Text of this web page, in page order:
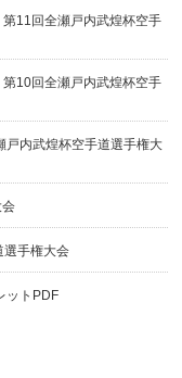
11回全瀬戸内武煌杯空手
10回全瀬戸内武煌杯空手
戸内武煌杯空手道選手権大
選手権大会
ットPDF